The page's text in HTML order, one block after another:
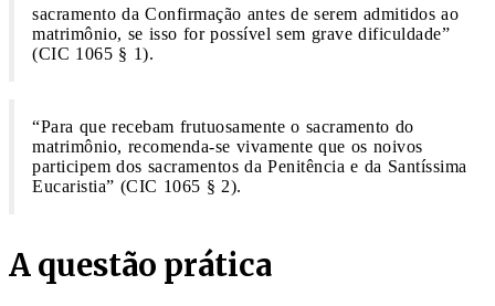
sacramento da Confirmação antes de serem admitidos ao
matrimônio, se isso for possível sem grave dificuldade”
(CIC 1065 § 1).
“Para que recebam frutuosamente o sacramento do
matrimônio, recomenda-se vivamente que os noivos
participem dos sacramentos da Penitência e da Santíssima
Eucaristia” (CIC 1065 § 2).
A questão prática